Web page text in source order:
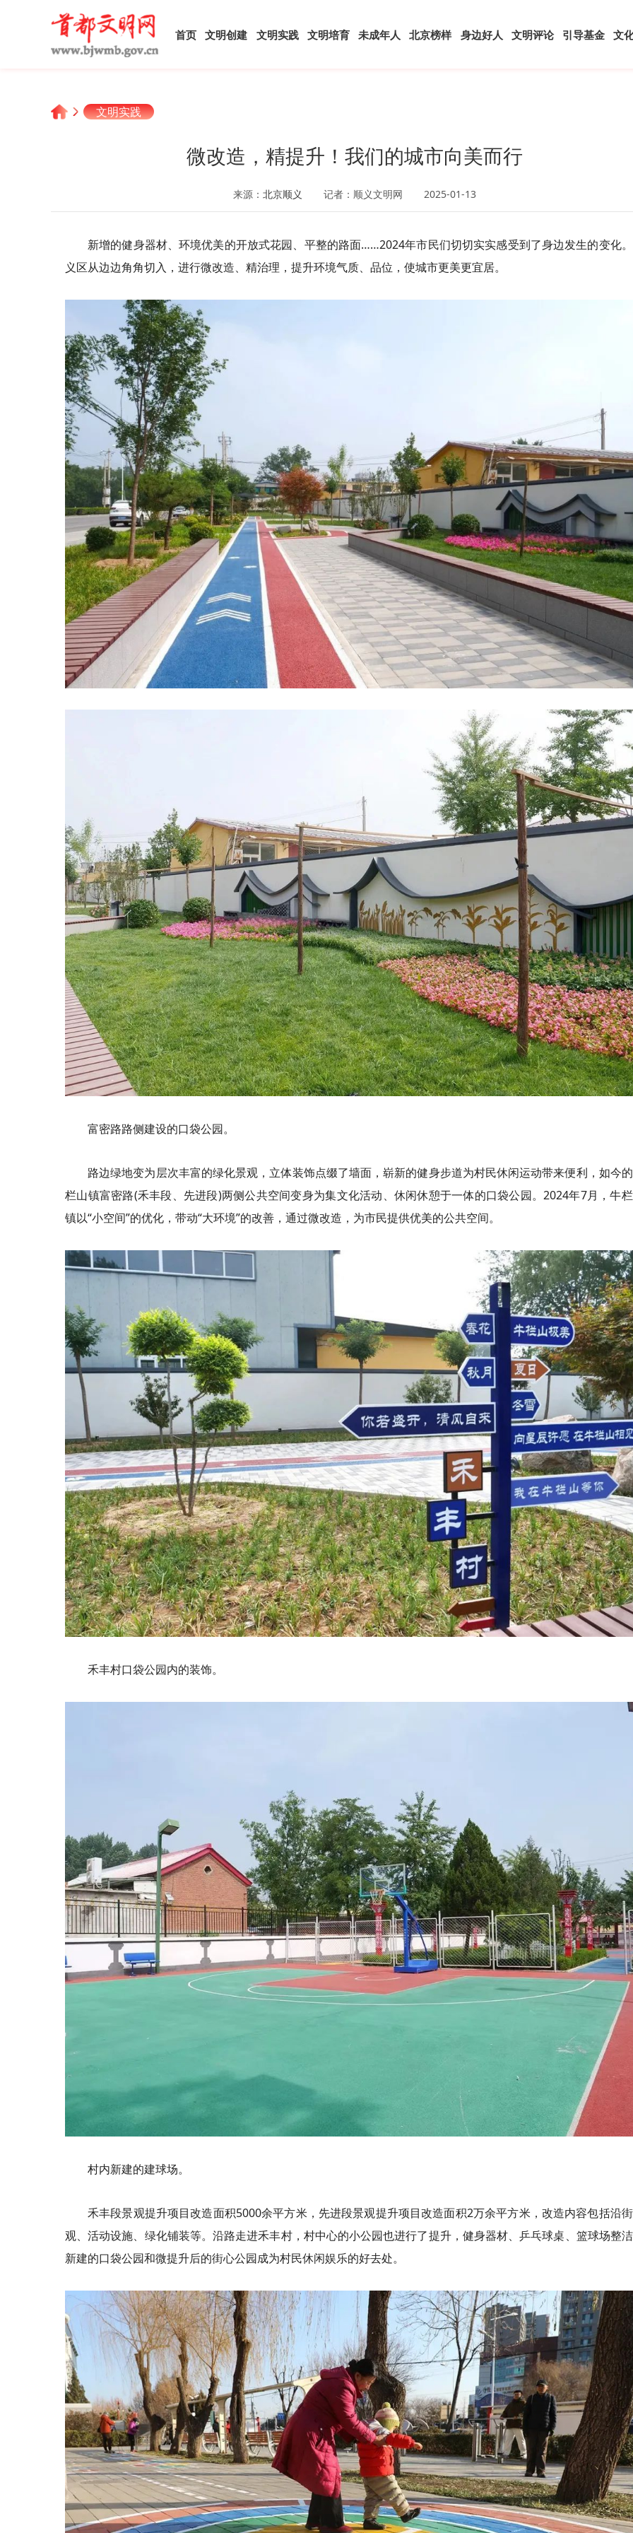
首页 文明创建 文明实践 文明培育 未成年人 北京榜样 身边好人 文明评论 引导基金 文
文明实践
微改造，精提升！我们的城市向美而行
来源： 北京顺义 记者：顺义文明网 2025-01-13
新增的健身器材、环境优美的开放式花园、平整的路面……2024年市民们切切实实感受到了身边发生的变化
义区从边边角角切入，进行微改造、精治理，提升环境气质、品位，使城市更美更宜居。
富密路路侧建设的口袋公园。
路边绿地变为层次丰富的绿化景观，立体装饰点缀了墙面，崭新的健身步道为村民休闲运动带来便利，如今
栏山镇富密路(禾丰段、先进段)两侧公共空间变身为集文化活动、休闲休憩于一体的口袋公园。2024年7月，牛
镇以“小空间”的优化，带动“大环境”的改善，通过微改造，为市民提供优美的公共空间。
禾丰村口袋公园内的装饰。
村内新建的建球场。
禾丰段景观提升项目改造面积5000余平方米，先进段景观提升项目改造面积2万余平方米，改造内容包括沿
观、活动设施、绿化铺装等。沿路走进禾丰村，村中心的小公园也进行了提升，健身器材、乒乓球桌、篮球场整
新建的口袋公园和微提升后的街心公园成为村民休闲娱乐的好去处。